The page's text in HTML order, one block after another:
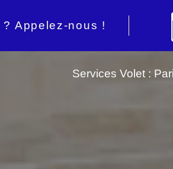
Appelez-nous !
Services Volet :